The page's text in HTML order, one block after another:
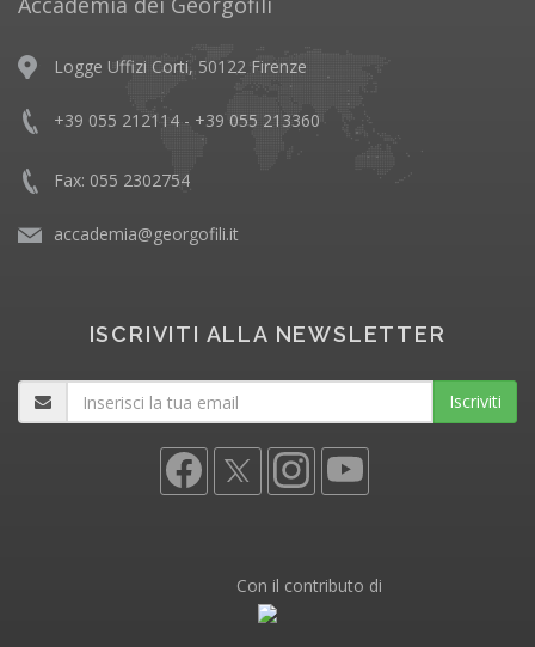
Logge Uffizi Corti, 50122 Firenze
+39 055 212114 - +39 055 213360
Fax: 055 2302754
accademia@georgofili.it
ISCRIVITI ALLA NEWSLETTER
Iscriviti
Con il contributo di